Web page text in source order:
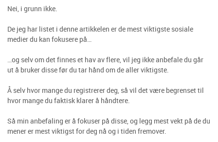
Nei, i grunn ikke.
De jeg har listet i denne artikkelen er de mest viktigste sosiale
medier du kan fokusere på…
…og selv om det finnes et hav av flere, vil jeg ikke anbefale du går
ut å bruker disse før du tar hånd om de aller viktigste.
Å selv hvor mange du registrerer deg, så vil det være begrenset til
hvor mange du faktisk klarer å håndtere.
Så min anbefaling er å fokuser på disse, og legg mest vekt på de du
mener er mest viktigst for deg nå og i tiden fremover.